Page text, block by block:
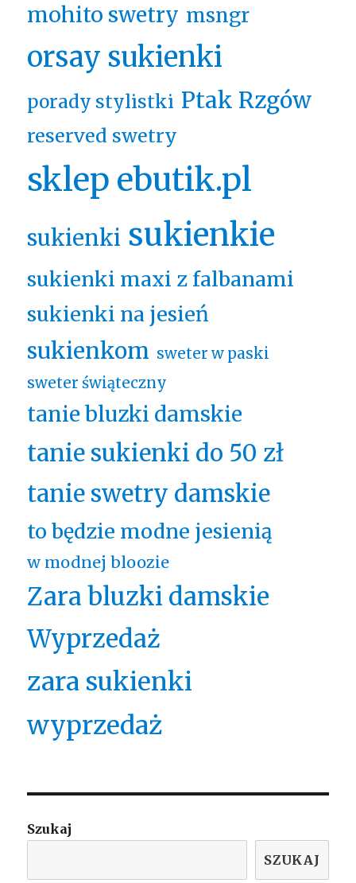
mohito swetry msngr
orsay sukienki
porady stylistki Ptak Rzgów
reserved swetry
sklep ebutik.pl
sukienki sukienkie
sukienki maxi z falbanami
sukienki na jesień
sukienkom sweter w paski
sweter świąteczny
tanie bluzki damskie
tanie sukienki do 50 zł
tanie swetry damskie
to będzie modne jesienią
w modnej bloozie
Zara bluzki damskie
Wyprzedaż
zara sukienki
wyprzedaż
Szukaj
SZUKAJ